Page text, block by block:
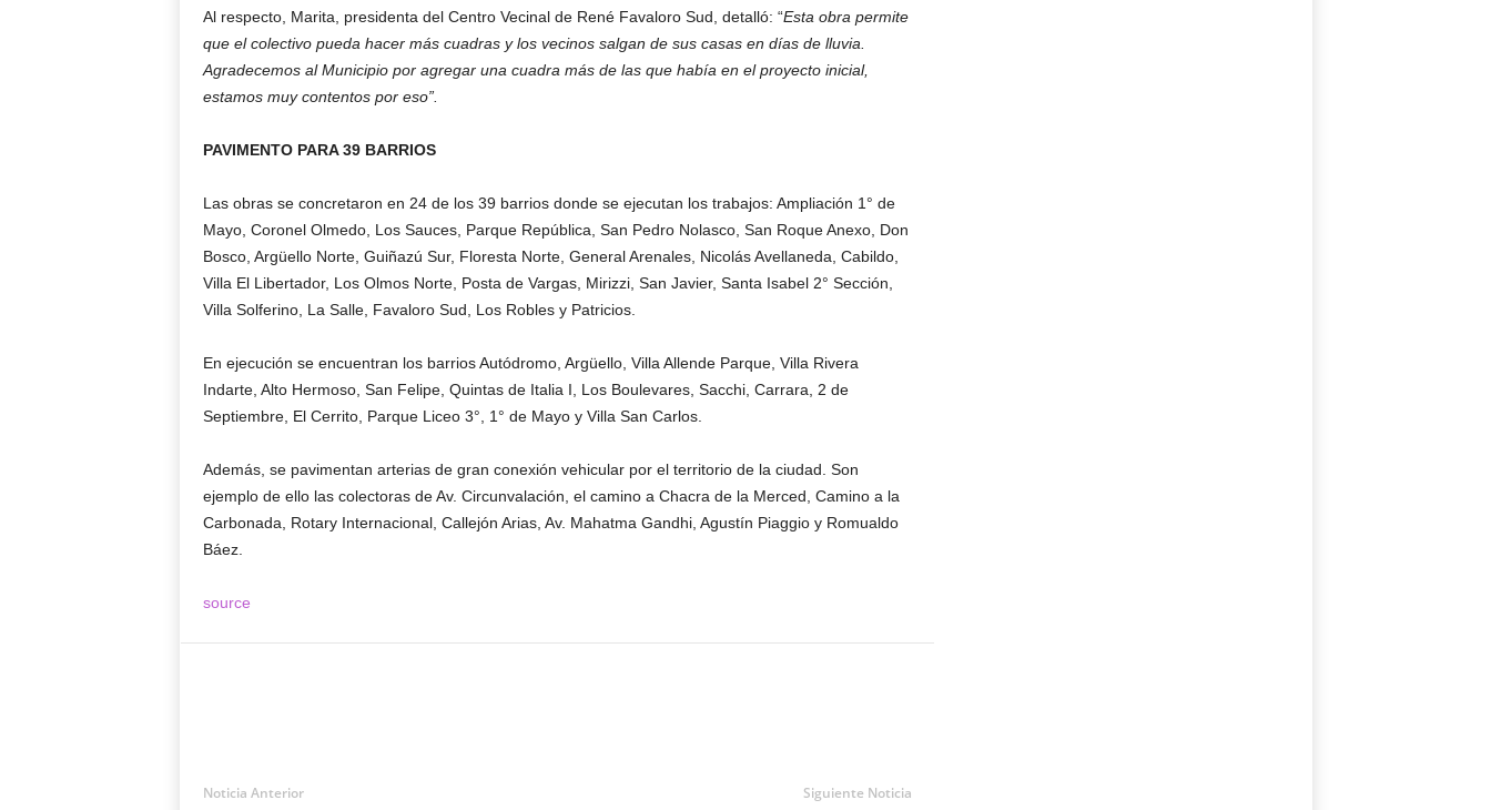
Al respecto, Marita, presidenta del Centro Vecinal de René Favaloro Sud, detalló: “Esta obra permite
que el colectivo pueda hacer más cuadras y los vecinos salgan de sus casas en días de lluvia.
Agradecemos al Municipio por agregar una cuadra más de las que había en el proyecto inicial,
estamos muy contentos por eso”.
PAVIMENTO PARA 39 BARRIOS
Las obras se concretaron en 24 de los 39 barrios donde se ejecutan los trabajos: Ampliación 1° de
Mayo, Coronel Olmedo, Los Sauces, Parque República, San Pedro Nolasco, San Roque Anexo, Don
Bosco, Argüello Norte, Guiñazú Sur, Floresta Norte, General Arenales, Nicolás Avellaneda, Cabildo,
Villa El Libertador, Los Olmos Norte, Posta de Vargas, Mirizzi, San Javier, Santa Isabel 2° Sección,
Villa Solferino, La Salle, Favaloro Sud, Los Robles y Patricios.
En ejecución se encuentran los barrios Autódromo, Argüello, Villa Allende Parque, Villa Rivera
Indarte, Alto Hermoso, San Felipe, Quintas de Italia I, Los Boulevares, Sacchi, Carrara, 2 de
Septiembre, El Cerrito, Parque Liceo 3°, 1° de Mayo y Villa San Carlos.
Además, se pavimentan arterias de gran conexión vehicular por el territorio de la ciudad. Son
ejemplo de ello las colectoras de Av. Circunvalación, el camino a Chacra de la Merced, Camino a la
Carbonada, Rotary Internacional, Callejón Arias, Av. Mahatma Gandhi, Agustín Piaggio y Romualdo
Báez.
source
Noticia Anterior Siguiente Noticia